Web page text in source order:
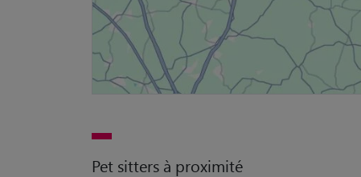
Pet sitters à proximité